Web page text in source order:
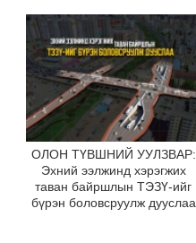
ОЛОН ТҮВШНИЙ УУЛЗВАР:
Эхний ээлжинд хэрэгжих
таван байршлын ТЭЗҮ-ийг
бүрэн боловсруулж дууслаа